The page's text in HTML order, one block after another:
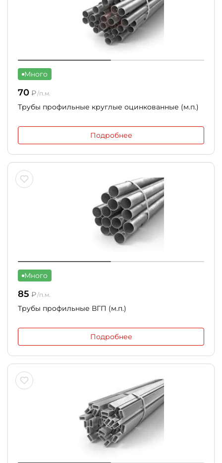
Много
70 ₽/п.м.
Трубы профильные круглые оцинкованные (м.п.)
Подробнее
Много
85 ₽/п.м.
Трубы профильные ВГП (м.п.)
Подробнее